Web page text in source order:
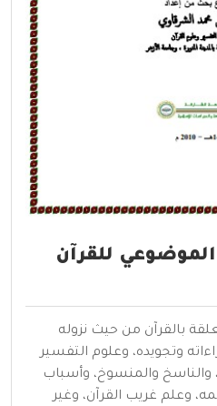
للقرآن
بالقرآن من حيث نزوله
وتجويده، وعلوم التفسير
والناسخ والمنسوخ، وأسباب
وعلم غريب القرآن، وغير